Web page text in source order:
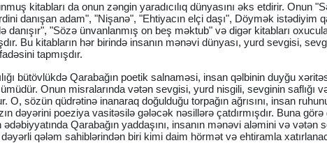
kitabları da onun zəngin yaradıcılıq dünyasını əks etdirir. Onun
danışan adam", "Nişanə", "Ehtiyacın elçi daşı", Döymək istədiyim
danışır", "Sözə ünvanlanmış on beş məktub" və digər kitabları
Bu kitabların hər birində insanın mənəvi dünyası, yurd sevgisi,
tapmışdır.
bütövlükdə Qarabağın poetik salnaməsi, insan qəlbinin duyğu
Onun misralarında vətən sevgisi, yurd nisgili, sevginin saflığı
O, sözün qüdrətinə inanaraq doğulduğu torpağın ağrısını, insan
dəyərini poeziya vasitəsilə gələcək nəsillərə çatdırmışdır. Buna
Qarabağın yaddaşını, insanın mənəvi aləmini və vətən
qələm sahiblərindən biri kimi daim hörmət və ehtiramla